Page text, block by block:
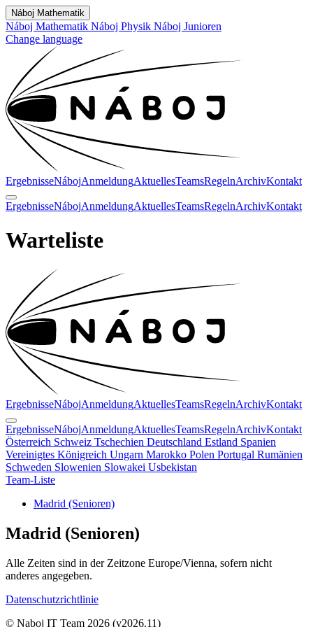
Náboj Mathematik
Náboj Mathematik Náboj Physik Náboj Junioren
Change language
ErgebnisseNábojAnmeldungAktuellesTeamsRegelnArchivKontakt
ErgebnisseNábojAnmeldungAktuellesTeamsRegelnArchivKontakt
Warteliste
ErgebnisseNábojAnmeldungAktuellesTeamsRegelnArchivKontakt
ErgebnisseNábojAnmeldungAktuellesTeamsRegelnArchivKontakt
Österreich Schweiz Tschechien Deutschland Estland Spanien
Vereinigtes Königreich Ungarn Marokko Polen Portugal Rumänien
Schweden Slowenien Slowakei Usbekistan
Team-Liste
Madrid (Senioren)
Madrid (Senioren)
Alle Zeiten sind in der Zeitzone Europe/Vienna, sofern nicht
anderes angegeben.
Datenschutzrichtlinie
© Naboj IT Team 2026 (v2026.11)